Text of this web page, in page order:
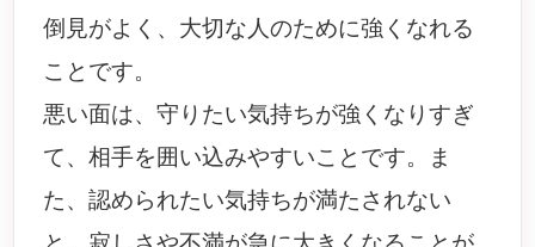
倒見がよく、大切な人のために強くなれる
ことです。
悪い面は、守りたい気持ちが強くなりすぎ
て、相手を囲い込みやすいことです。ま
た、認められたい気持ちが満たされない